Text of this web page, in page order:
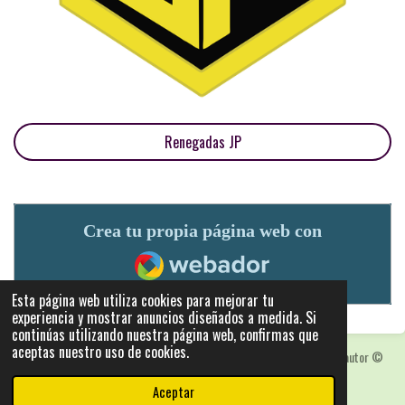
Esta página web utiliza cookies para mejorar tu
experiencia y mostrar anuncios diseñados a medida. Si
continúas utilizando nuestra página web, confirmas que
aceptas nuestro uso de cookies.
Aceptar
Renegadas JP
Crea tu propia página web con
Webador
Las fotografias y logotipos pueden estar protegidas con derechos de autor©
2025: Statics - by ISCRLopez APP_Stats_v5.103